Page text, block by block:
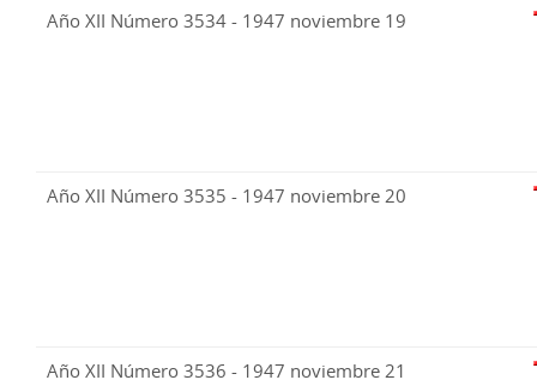
Año XII Número 3534 - 1947 noviembre 19
Año XII Número 3535 - 1947 noviembre 20
Año XII Número 3536 - 1947 noviembre 21